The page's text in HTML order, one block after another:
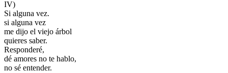
IV)
Si alguna vez.
si alguna vez
me dijo el viejo árbol
quieres saber.
Responderé,
dé amores no te hablo,
no sé entender.